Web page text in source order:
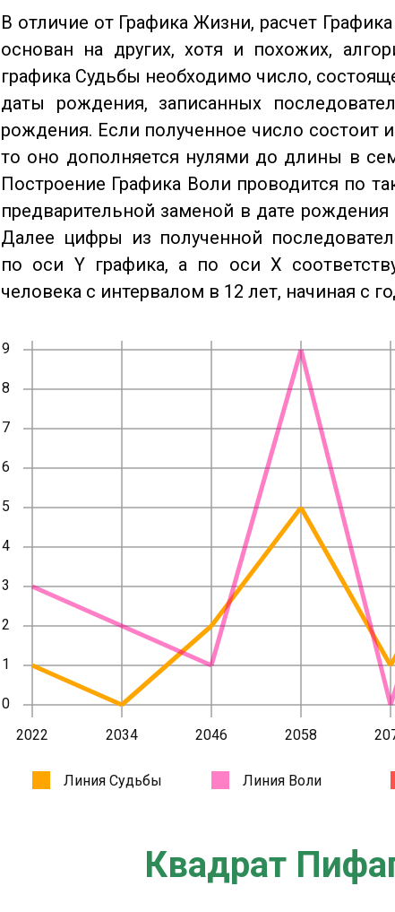
В отличие от Графика Жизни, расчет
основан на других, хотя и похожих,
графика Судьбы необходимо число,
даты рождения, записанных
рождения. Если полученное число состоит
то оно дополняется нулями до длины в
Построение Графика Воли проводится по
предварительной заменой в дате
Далее цифры из полученной
по оси Y графика, а по оси X
человека с интервалом в 12 лет, начиная с
Квадрат